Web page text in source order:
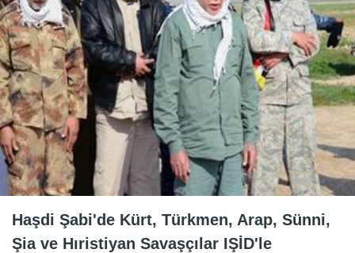
Haşdi Şabi'de Kürt, Türkmen, Arap, Sünni,
Şia ve Hıristiyan Savaşçılar IŞİD'le